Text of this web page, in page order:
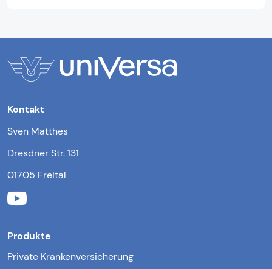
Kontakt
Sven Matthes
Dresdner Str. 131
01705 Freital
Produkte
Private Krankenversicherung